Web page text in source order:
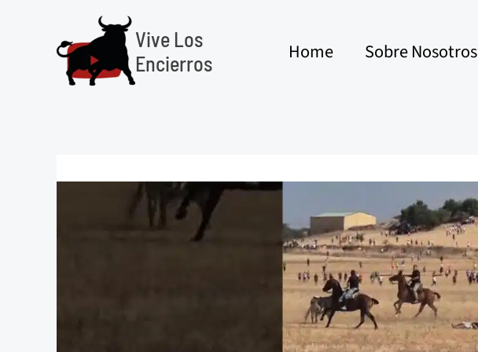
contenido
Vive Los
Encierros
Home Sobre Nosotros